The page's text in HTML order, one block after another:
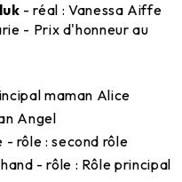
- réal : Vanessa Aiffe
- Prix d'honneur au
maman Alice
Angel
- rôle : second rôle
- rôle : Rôle principal